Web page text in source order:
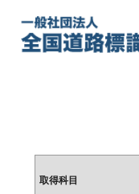
取得科目